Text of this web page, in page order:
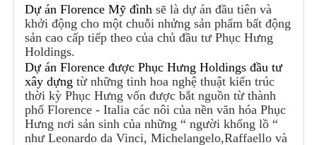
Dự án Florence Mỹ đình sẽ là dự án đầu tiên và
khởi động cho một chuỗi nhửng sản phẩm bất động
sản cao cấp tiếp theo của chủ đầu tư Phục Hưng
Holdings.
Dự án Florence được Phục Hưng Holdings đầu tư
xây dựng từ những tinh hoa nghệ thuật kiến trúc
thời kỳ Phục Hưng vốn được bắt nguồn từ thành
phố Florence - Italia các nôi của nền văn hóa Phục
Hưng nơi sản sinh của những “ người khổng lồ “
như Leonardo da Vinci, Michelangelo,Raffaello và